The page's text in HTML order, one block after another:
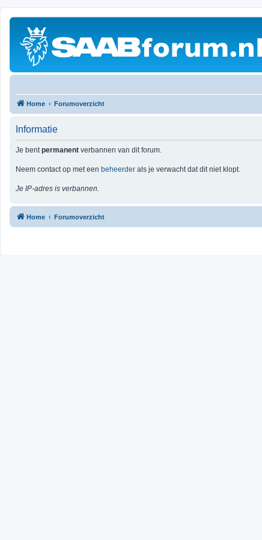
Home Forumoverzicht
Informatie
Je bentpermanent verbannen van dit forum.
Neem contact op met een beheerder als je verwacht dat dit niet klopt.
Je IP-adres is verbannen.
Home Forumoverzicht